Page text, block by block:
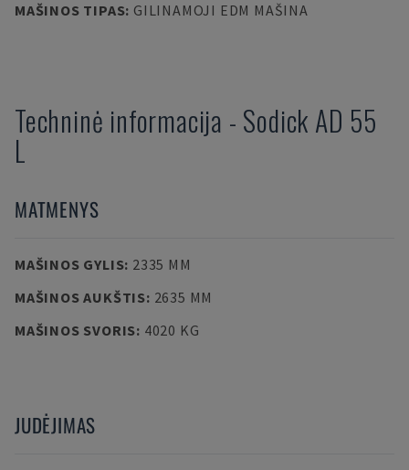
MAŠINOS TIPAS: GILINAMOJI EDM MAŠINA
Techninė informacija - Sodick AD 55
L
MATMENYS
MAŠINOS GYLIS: 2335 MM
MAŠINOS AUKŠTIS: 2635 MM
MAŠINOS SVORIS: 4020 KG
JUDĖJIMAS